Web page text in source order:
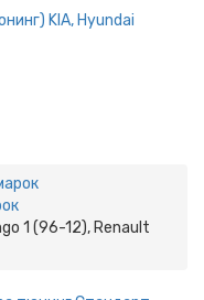
KIA, Hyundai
1 (96-12), Renault